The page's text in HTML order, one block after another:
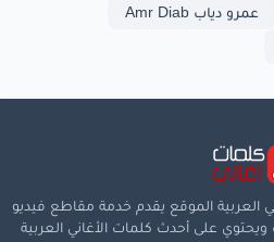
عمرو دياب Amr Diab
العربية الموقع يقدم خدمة مقاطع فيديو
ويحتوي على أحدث كلمات الأغاني العربية